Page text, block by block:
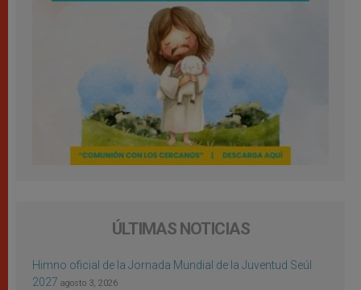
ÚLTIMAS NOTICIAS
Himno oficial de la Jornada Mundial de la Juventud Seúl
2027 agosto 3, 2026